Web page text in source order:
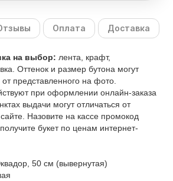
Оплата Доставка
на выбор: лента, крафт,
Оттенок и размер бутона могут
от представленного на фото.
при оформлении онлайн-заказа
выдачи могут отличаться от
Назовите на кассе промокод
букет по ценам интернет-
50 см (вывернутая)